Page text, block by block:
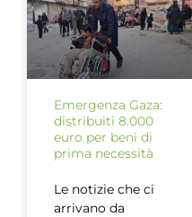
Emergenza Gaza:
distribuiti 8.000
euro per beni di
prima necessità
Le notizie che ci
arrivano da